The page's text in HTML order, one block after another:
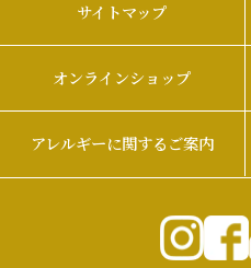
サイトマップ
オンラインショップ
アレルギーに関するご案内